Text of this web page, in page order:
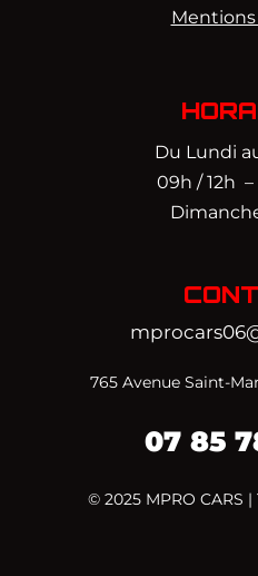
Mentions
Du Lundi
09h / 12h –
765 Avenue Saint-
07 85
© 2025 MPRO CARS